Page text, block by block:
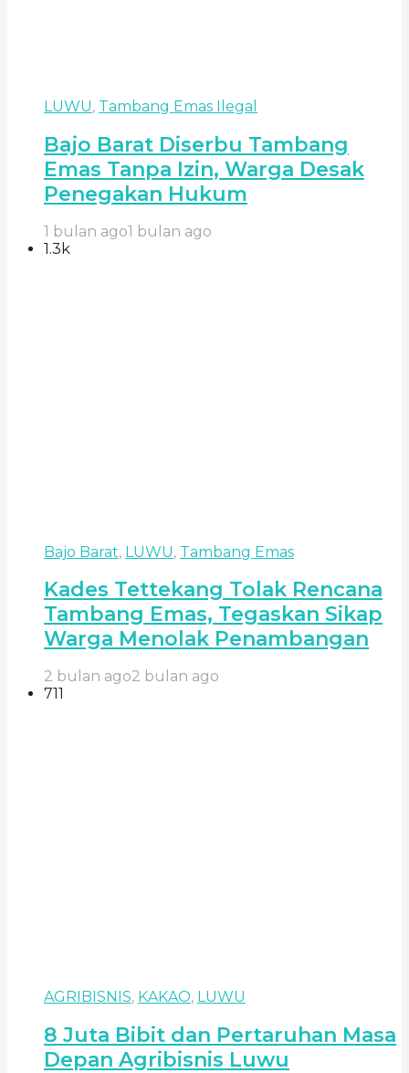
LUWU, Tambang Emas Ilegal
Bajo Barat Diserbu Tambang
Emas Tanpa Izin, Warga Desak
Penegakan Hukum
1 bulan ago1 bulan ago
1.3k
Bajo Barat, LUWU, Tambang Emas
Kades Tettekang Tolak Rencana
Tambang Emas, Tegaskan Sikap
Warga Menolak Penambangan
2 bulan ago2 bulan ago
711
AGRIBISNIS, KAKAO, LUWU
8 Juta Bibit dan Pertaruhan Masa
Depan Agribisnis Luwu